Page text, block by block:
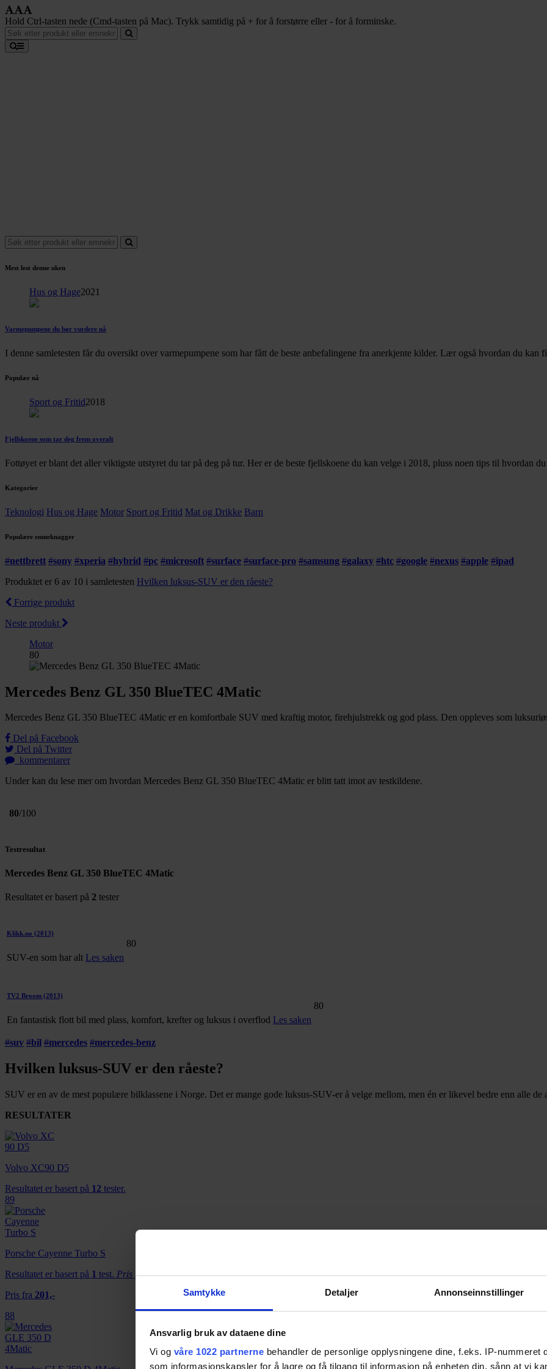
Samtykke Detaljer Annonseinnstillinger
Ansvarlig bruk av dataene dine
Vi og våre 1022 partnerne behandler de personlige opplysningene dine, f.eks. IP-nummeret
som informasjonskapsler for å lagre og få tilgang til informasjon på enheten din, sånn at vi
Hold Ctrl-tasten nede (Cmd-tasten på Mac). Trykk samtidig på + for å forstørre eller - for å forminske.
Mest lest denne uken
Hus og Hage2021
Varmepumpene du bør vurdere nå
I denne samletesten får du oversikt over varmepumpene som har fått de beste anbefalingene fra anerkjente kilder. Lær også hvordan du
Populær nå
Sport og Fritid2018
Fjellskoene som tar deg frem overalt
Fottøyet er blant det aller viktigste utstyret du tar på deg på tur. Her er de beste fjellskoene du kan velge i 2018, pluss noen tips til hvordan
Kategorier
Teknologi Hus og Hage Motor Sport og Fritid Mat og Drikke Barn
Populære emneknagger
#nettbrett #sony #xperia #hybrid #pc #microsoft #surface #surface-pro #samsung #galaxy #htc #google #nexus #apple #ipad
Produktet er 6 av 10 i samletesten Hvilken luksus-SUV er den råeste?
Forrige produkt
Neste produkt
Motor
80
Mercedes Benz GL 350 BlueTEC 4Matic
Mercedes Benz GL 350 BlueTEC 4Matic er en komfortbale SUV med kraftig motor, firehjulstrekk og god plass. Den oppleves som
Del på Facebook
Del på Twitter
kommentarer
Under kan du lese mer om hvordan Mercedes Benz GL 350 BlueTEC 4Matic er blitt tatt imot av testkildene.
80/100
Testresultat
Mercedes Benz GL 350 BlueTEC 4Matic
Resultatet er basert på 2 tester
Klikk.no (2013)
SUV-en som har alt Les saken
80
TV2 Broom (2013)
En fantastisk flott bil med plass, komfort, krefter og luksus i overflod Les saken
80
#suv #bil #mercedes #mercedes-benz
Hvilken luksus-SUV er den råeste?
SUV er en av de mest populære bilklassene i Norge. Det er mange gode luksus-SUV-er å velge mellom, men én er likevel bedre enn alle de
RESULTATER
Volvo XC90 D5
Resultatet er basert på 12 tester.
89
Porsche Cayenne Turbo S
Resultatet er basert på 1 test. Pris fra201,-
Pris fra 201,-
88